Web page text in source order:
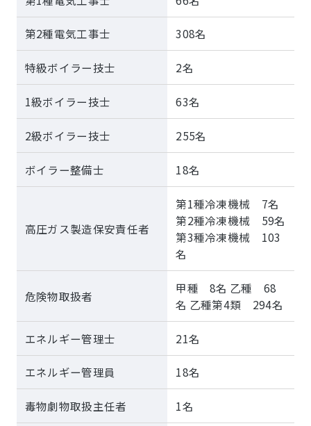
第2種電気工事士 308名
特級ボイラー技士 2名
1級ボイラー技士 63名
2級ボイラー技士 255名
ボイラー整備士 18名
高圧ガス製造保安責任者
第1種冷凍機械 7名
第2種冷凍機械 59名
第3種冷凍機械 103
名
危険物取扱者
甲種 8名 乙種 68
名 乙種第4類 294名
エネルギー管理士 21名
エネルギー管理員 18名
毒物劇物取扱主任者 1名